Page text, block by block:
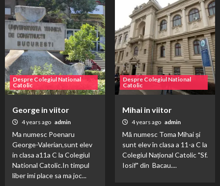
Despre Colegiul National
Catolic
George in viitor
4 years ago admin
Ma numesc Poenaru
George-Valerian,sunt elev
in clasa a11a C la Colegiul
National Catolic.In timpul
liber imi place sa ma joc...
Despre Colegiul National
Catolic
Mihai in viitor
4 years ago admin
Mă numesc Toma Mihai și
sunt elev în clasa a 11-a C la
Colegiul Național Catolic "Sf.
Iosif" din Bacau....